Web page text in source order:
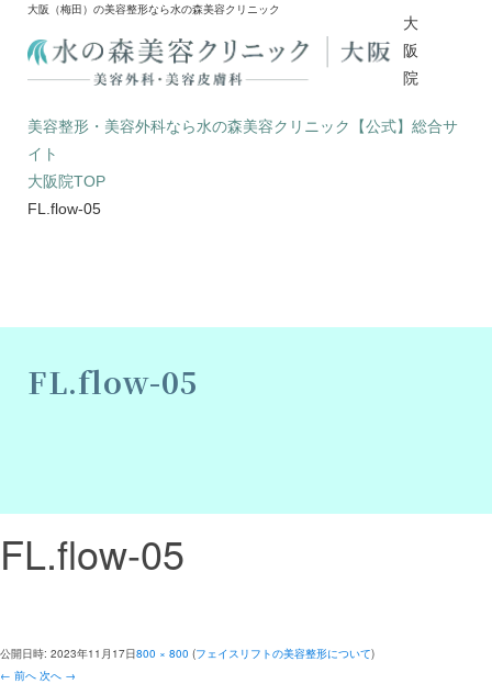
大阪（梅田）の美容整形なら水の森美容クリニック
大
阪
院
美容整形・美容外科なら水の森美容クリニック【公式】総合サ
イト
大阪院TOP
FL.flow-05
FL.flow-05
FL.flow-05
公開日時: 2023年11月17日800 × 800 (フェイスリフトの美容整形について)
← 前へ 次へ →